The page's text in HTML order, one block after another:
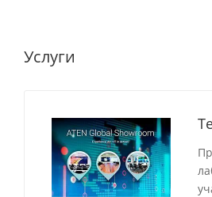
Услуги